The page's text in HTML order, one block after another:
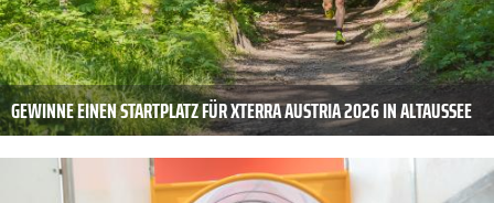
GEWINNE EINEN STARTPLATZ FÜR XTERRA AUSTRIA 2026 IN ALTAUSSEE